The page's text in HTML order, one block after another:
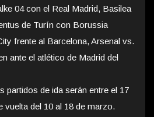
04 con el Real Madrid, Basilea
de Turín con Borussia
frente al Barcelona, Arsenal vs.
ante el atlético de Madrid del
partidos de ida serán entre el 17
vuelta del 10 al 18 de marzo.